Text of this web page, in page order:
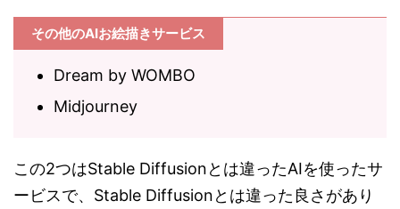
その他のAIお絵描きサービス
Dream by WOMBO
Midjourney
この2つはStable Diffusionとは違ったAIを使ったサ
ービスで、Stable Diffusionとは違った良さがあり